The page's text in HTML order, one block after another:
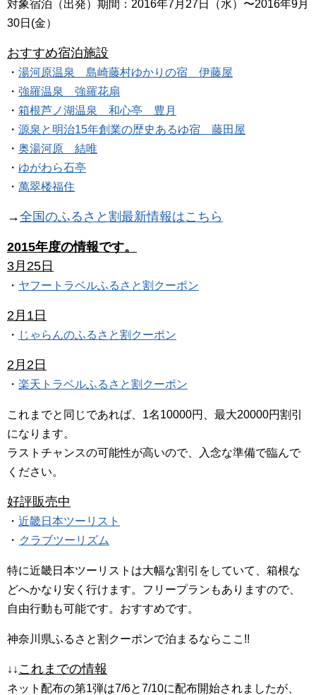
対象宿泊（出発）期間：2016年7月27日（水）〜2016年9月
30日(金）
おすすめ宿泊施設
・ 湯河原温泉 島崎藤村ゆかりの宿 伊藤屋
・ 強羅温泉 強羅花扇
・ 箱根芦ノ湖温泉 和心亭 豊月
・ 源泉と明治15年創業の歴史あるゆ宿 藤田屋
・ 奥湯河原 結唯
・ ゆがわら石亭
・ 萬翠楼福住
→全国のふるさと割最新情報はこちら
2015年度の情報です。
3月25日
・ ヤフートラベルふるさと割クーポン
2月1日
・ じゃらんのふるさと割クーポン
2月2日
・ 楽天トラベルふるさと割クーポン
これまでと同じであれば、1名10000円、最大20000円割引
になります。
ラストチャンスの可能性が高いので、入念な準備で臨んで
ください。
好評販売中
・ 近畿日本ツーリスト
・ クラブツーリズム
特に近畿日本ツーリストは大幅な割引をしていて、箱根な
どへかなり安く行けます。フリープランもありますので、
自由行動も可能です。おすすめです。
神奈川県ふるさと割クーポンで泊まるならここ!!
↓↓ これまでの情報
ネット配布の第1弾は7/6と7/10に配布開始されましたが、